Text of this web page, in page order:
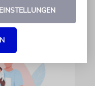
EINSTELLUNGEN